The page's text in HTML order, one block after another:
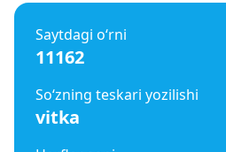
Saytdagi o‘rni
11162
So‘zning teskari yozilishi
vitka